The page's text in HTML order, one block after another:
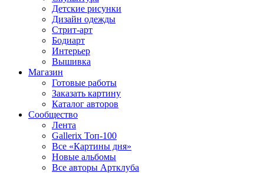
Детские рисунки
Дизайн одежды
Стрит-арт
Бодиарт
Интерьер
Вышивка
Магазин
Готовые работы
Заказать картину
Каталог авторов
Сообщество
Лента
Gallerix Топ-100
Все «Картины дня»
Новые альбомы
Все авторы Артклуба